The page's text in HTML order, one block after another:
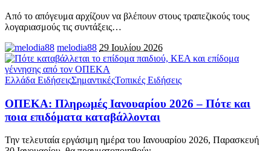
Από το απόγευμα αρχίζουν να βλέπουν στους τραπεζικούς τους
λογαριασμούς τις συντάξεις…
melodia88 29 Ιουλίου 2026
Ελλάδα ΕιδήσειςΣημαντικέςΤοπικές Ειδήσεις
ΟΠΕΚΑ: Πληρωμές Ιανουαρίου 2026 – Πότε και
ποια επιδόματα καταβάλλονται
Την τελευταία εργάσιμη ημέρα του Ιανουαρίου 2026, Παρασκευή